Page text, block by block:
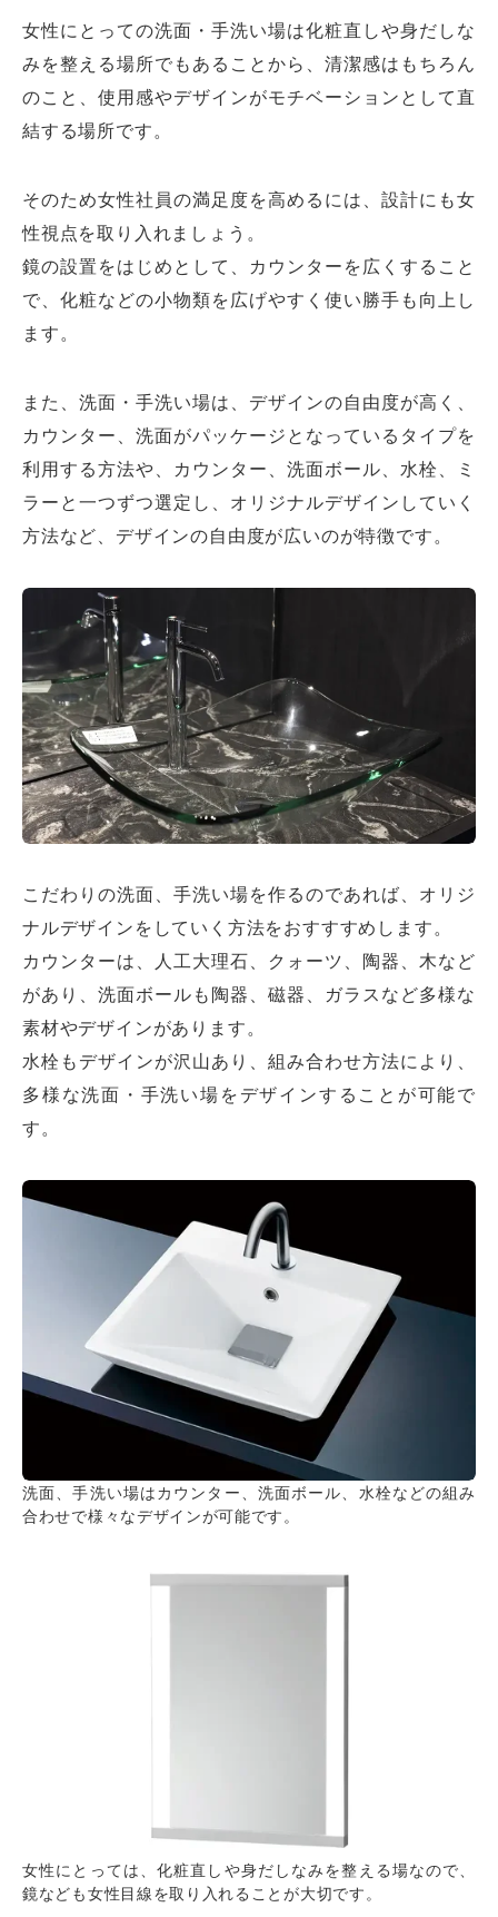
女性にとっての洗面・手洗い場は化粧直しや身だしな
みを整える場所でもあることから、清潔感はもちろん
のこと、使用感やデザインがモチベーションとして直
結する場所です。
そのため女性社員の満足度を高めるには、設計にも女
性視点を取り入れましょう。
鏡の設置をはじめとして、カウンターを広くすること
で、化粧などの小物類を広げやすく使い勝手も向上し
ます。
また、洗面・手洗い場は、デザインの自由度が高く、
カウンター、洗面がパッケージとなっているタイプを
利用する方法や、カウンター、洗面ボール、水栓、ミ
ラーと一つずつ選定し、オリジナルデザインしていく
方法など、デザインの自由度が広いのが特徴です。
こだわりの洗面、手洗い場を作るのであれば、オリジ
ナルデザインをしていく方法をおすすすめします。
カウンターは、人工大理石、クォーツ、陶器、木など
があり、洗面ボールも陶器、磁器、ガラスなど多様な
素材やデザインがあります。
水栓もデザインが沢山あり、組み合わせ方法により、
多様な洗面・手洗い場をデザインすることが可能で
す。
洗面、手洗い場はカウンター、洗面ボール、水栓などの組み
合わせで様々なデザインが可能です。
女性にとっては、化粧直しや身だしなみを整える場なので、
鏡なども女性目線を取り入れることが大切です。